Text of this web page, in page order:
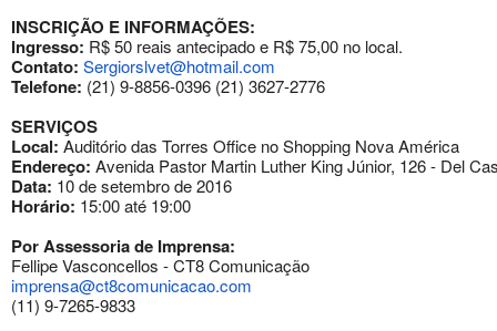
INSCRIÇÃO E INFORMAÇÕES:
Ingresso: R$ 50 reais antecipado e R$ 75,00 no local.
Contato: Sergiorslvet@hotmail.com
Telefone: (21) 9-8856-0396 (21) 3627-2776
SERVIÇOS
Local: Auditório das Torres Office no Shopping Nova América
Endereço: Avenida Pastor Martin Luther King Júnior, 126 - Del
Data: 10 de setembro de 2016
Horário: 15:00 até 19:00
Por Assessoria de Imprensa:
Fellipe Vasconcellos - CT8 Comunicação
imprensa@ct8comunicacao.com
(11) 9-7265-9833